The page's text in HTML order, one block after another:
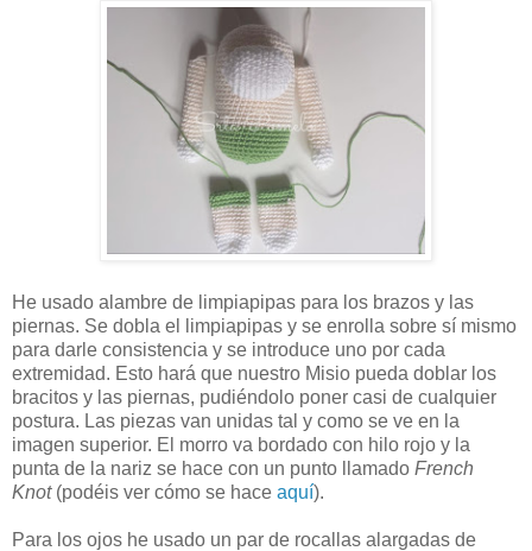
He usado alambre de limpiapipas para los brazos y las
piernas. Se dobla el limpiapipas y se enrolla sobre sí mismo
para darle consistencia y se introduce uno por cada
extremidad. Esto hará que nuestro Misio pueda doblar los
bracitos y las piernas, pudiéndolo poner casi de cualquier
postura. Las piezas van unidas tal y como se ve en la
imagen superior. El morro va bordado con hilo rojo y la
punta de la nariz se hace con un punto llamado French
Knot (podéis ver cómo se hace aquí).
Para los ojos he usado un par de rocallas alargadas de